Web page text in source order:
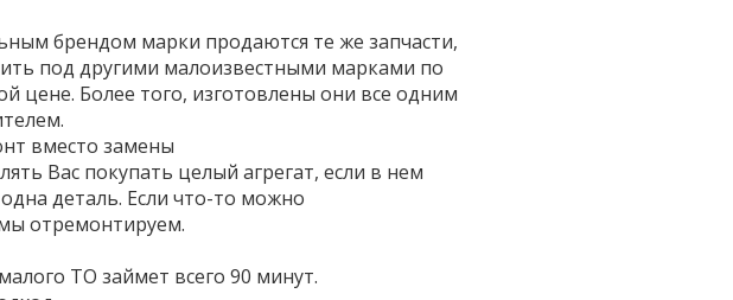
брендом марки продаются те же запчасти,
под другими малоизвестными марками по
цене. Более того, изготовлены они все одним
вместо замены
Вас покупать целый агрегат, если в нем
деталь. Если что-то можно
отремонтируем.
ТО займет всего 90 минут.